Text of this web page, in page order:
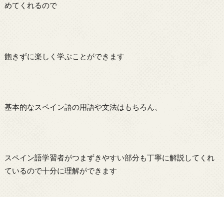
めてくれるので
飽きずに楽しく学ぶことができます
基本的なスペイン語の用語や文法はもちろん、
スペイン語学習者がつまずきやすい部分も丁寧に解説してくれ
ているので十分に理解ができます